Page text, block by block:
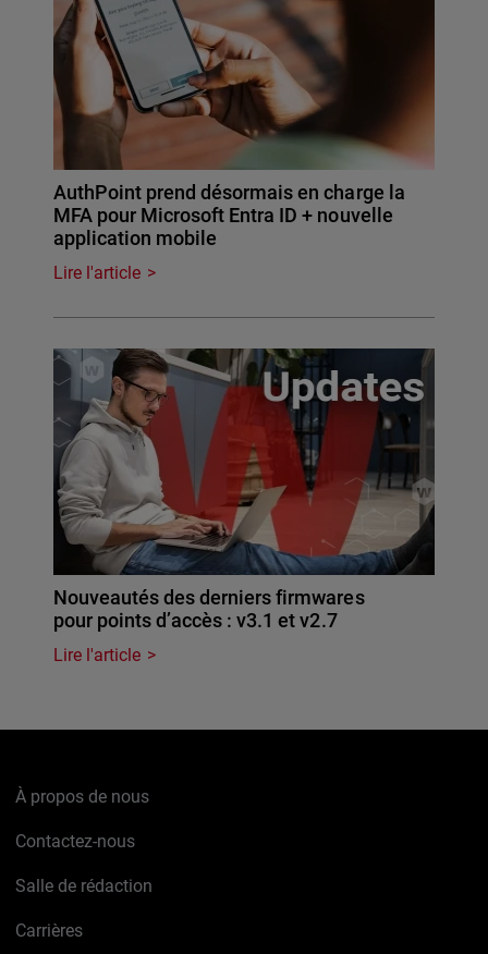
AuthPoint prend désormais en charge la
MFA pour Microsoft Entra ID + nouvelle
application mobile
Lire l'article
Nouveautés des derniers firmwares
pour points d’accès : v3.1 et v2.7
Lire l'article
À propos de nous
Contactez-nous
Salle de rédaction
Carrières